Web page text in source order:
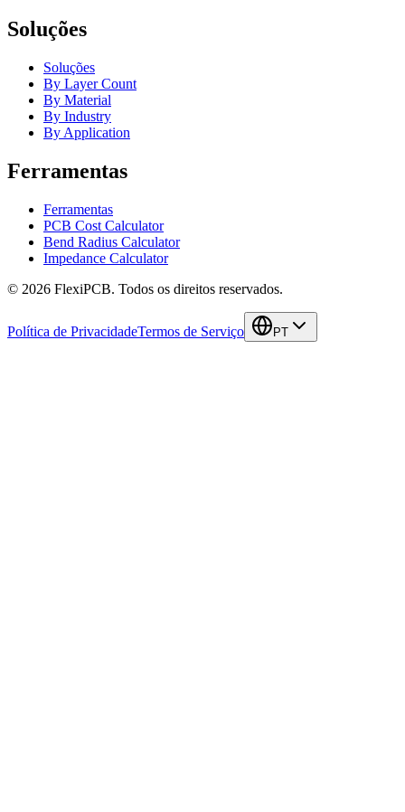
Soluções
Soluções
By Layer Count
By Material
By Industry
By Application
Ferramentas
Ferramentas
PCB Cost Calculator
Bend Radius Calculator
Impedance Calculator
© 2026 FlexiPCB. Todos os direitos reservados.
Política de PrivacidadeTermos de Serviço PT